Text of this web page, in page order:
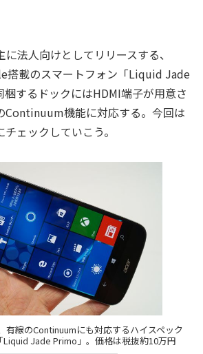
法人向けとしてリリースする、
搭載のスマートフォン「Liquid Jade
するドックにはHDMI端子が用意さ
Continuum機能に対応する。今回は
ェックしていこう。
有線のContinuumにも対応するハイスペック
Jade Primo」。価格は税抜約10万円